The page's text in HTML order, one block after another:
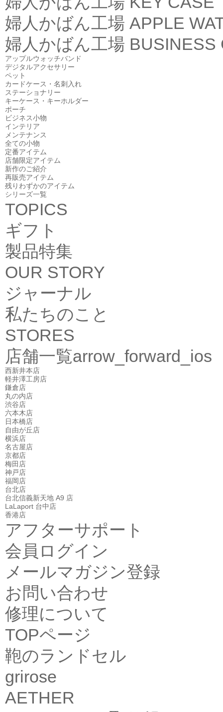
婦人かばん工場 APPLE
婦人かばん工場 BUSINESS
アップルウォッチバンド
デジタルアクセサリー
ペット
カードケース・名刺入れ
ステーショナリー
キーケース・キーホルダー
ポーチ
ビジネス小物
インテリア
メンテナンス
全ての小物
定番アイテム
店舗限定アイテム
新作のご紹介
再販売アイテム
残りわずかのアイテム
シリーズ一覧
TOPICS
ギフト
製品特集
OUR STORY
ジャーナル
私たちのこと
STORES
店舗一覧arrow_forward_ios
西新井本店
軽井澤工房店
鎌倉店
丸の内店
渋谷店
六本木店
日本橋店
自由が丘店
横浜店
名古屋店
京都店
梅田店
神戸店
福岡店
台北店
台北信義新天地 A9 店
LaLaport 台中店
香港店
アフターサポート
会員ログイン
メールマガジン登録
お問い合わせ
修理について
TOPページ
鞄のランドセル
grirose
AETHER